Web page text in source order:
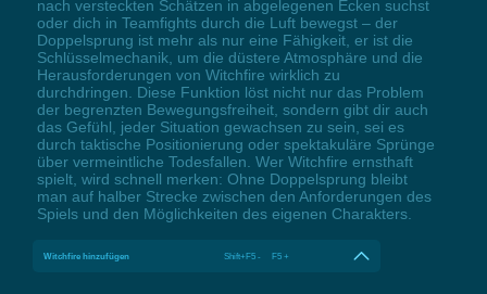
nach versteckten Schätzen in abgelegenen Ecken suchst
oder dich in Teamfights durch die Luft bewegst – der
Doppelsprung ist mehr als nur eine Fähigkeit, er ist die
Schlüsselmechanik, um die düstere Atmosphäre und die
Herausforderungen von Witchfire wirklich zu
durchdringen. Diese Funktion löst nicht nur das Problem
der begrenzten Bewegungsfreiheit, sondern gibt dir auch
das Gefühl, jeder Situation gewachsen zu sein, sei es
durch taktische Positionierung oder spektakuläre Sprünge
über vermeintliche Todesfallen. Wer Witchfire ernsthaft
spielt, wird schnell merken: Ohne Doppelsprung bleibt
man auf halber Strecke zwischen den Anforderungen des
Spiels und den Möglichkeiten des eigenen Charakters.
Witchfire hinzufügen Shift+F5 - F5 +